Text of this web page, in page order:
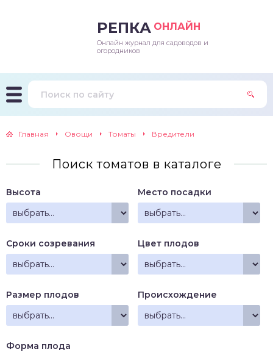
РЕПКА ОНЛАЙН
Онлайн журнал для садоводов и
огородников
Главная Овощи Томаты Вредители
Поиск томатов в каталоге
Высота Место посадки
Сроки созревания Цвет плодов
Размер плодов Происхождение
Форма плода
и подкормки